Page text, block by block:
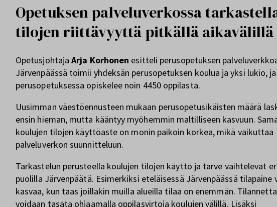
Opetuksen palveluverkossa
tilojen riittävyyttä pitkällä aikavälillä
OpetusjohtajaArja Korhonen esitteli perusopetuksen
Järvenpäässä toimii yhdeksän perusopetuksen koulua ja yksi lukio, ja
perusopetuksessa opiskelee noin 4450 oppilasta.
Uusimman väestöennusteen mukaan perusopetusikäisten määrä
ensin hieman, mutta kääntyy myöhemmin maltilliseen kasvuun.
koulujen tilojen käyttöaste on monin paikoin korkea, mikä vaikuttaa
palveluverkon suunnitteluun.
Tarkastelun perusteella koulujen tilojen käyttö ja tarve vaihtelevat
puolilla Järvenpäätä. Esimerkiksi eteläisessä Järvenpäässä tilapaine
kasvaa, kun taas joillakin muilla alueilla tilaa on enemmän. Tilannetta
voidaan tasata ohjaamalla oppilasvirtoja koulujen välillä. Lisäksi